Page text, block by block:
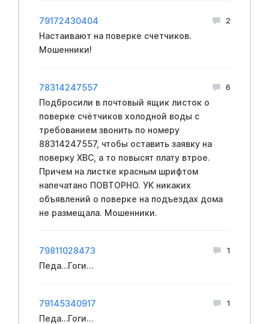
79172430404 2
Настаивают на поверке счетчиков.
Мошенники!
78314247557 6
Подбросили в почтовый ящик листок о
поверке счётчиков холодной воды с
требованием звонить по номеру
88314247557, чтобы оставить заявку на
поверку ХВС, а то повысят плату втрое.
Причем на листке красным шрифтом
напечатано ПОВТОРНО. УК никаких
объявлений о поверке на подъездах дома
не размещала. Мошенники.
79811028473 1
Педа…Гоги…
79145340917 1
Педа…Гоги…